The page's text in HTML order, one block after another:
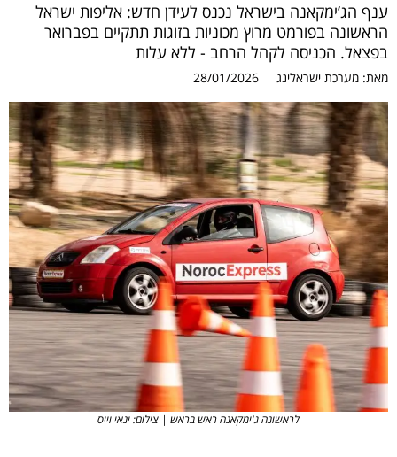
ענף הג’ימקאנה בישראל נכנס לעידן חדש: אליפות ישראל
הראשונה בפורמט מרוץ מכוניות בזוגות תתקיים בפברואר
בפצאל. הכניסה לקהל הרחב - ללא עלות
מאת: מערכת ישראלינג 28/01/2026
לראשונה ג'ימקאנה ראש בראש | צילום: ינאי וייס